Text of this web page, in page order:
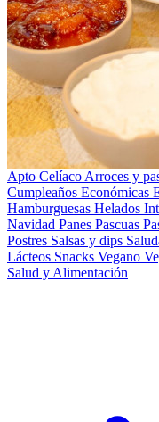
Apto Celíaco Arroces y
Cumpleaños Económicas
Hamburguesas Helados
Navidad Panes Pascuas
Postres Salsas y dips
Lácteos Snacks Vegano
Salud y Alimentación